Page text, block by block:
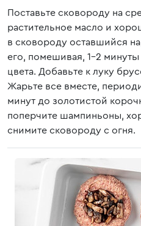
Поставьте сковороду на
растительное масло и
в сковороду оставшийся
его, помешивая, 1-2
цвета. Добавьте к луку
Жарьте все вместе,
минут до золотистой
поперчите шампиньоны,
снимите сковороду с огня.